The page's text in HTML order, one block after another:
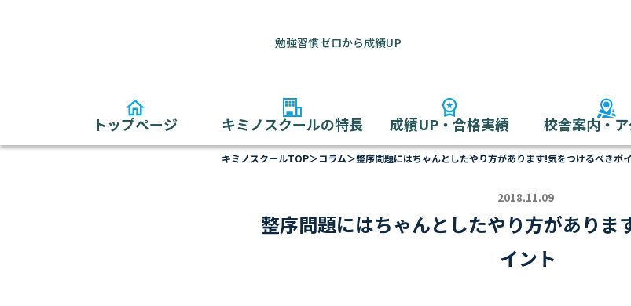
勉強習慣ゼロから成績UP
トップページ キミノスクールの特長 成績UP・合格実績 校舎案内・
キミノスクールTOP＞コラム＞整序問題にはちゃんとしたやり方があります!気をつけるべきポ
2018.11.09
整序問題にはちゃんとしたやり方がありま
イント